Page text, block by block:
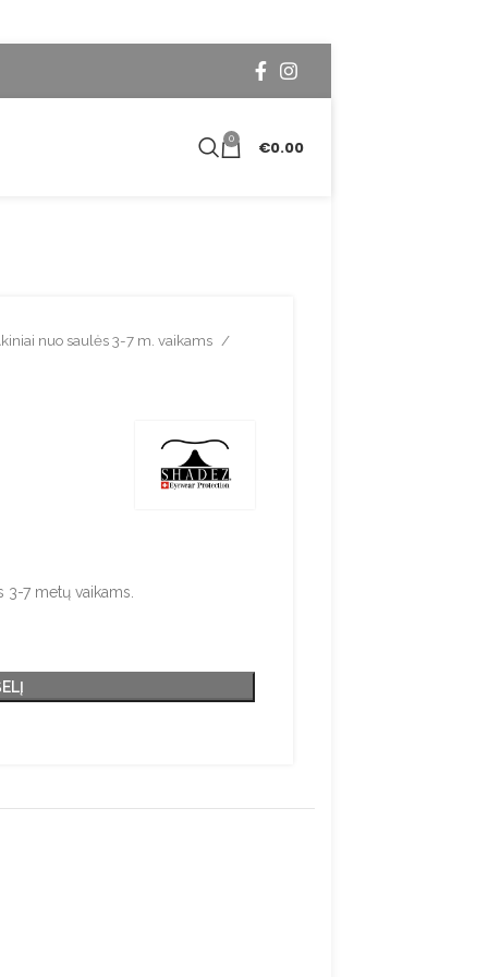
0 €0.00
nuo saulės 3-7 m. vaikams
7 metų vaikams.